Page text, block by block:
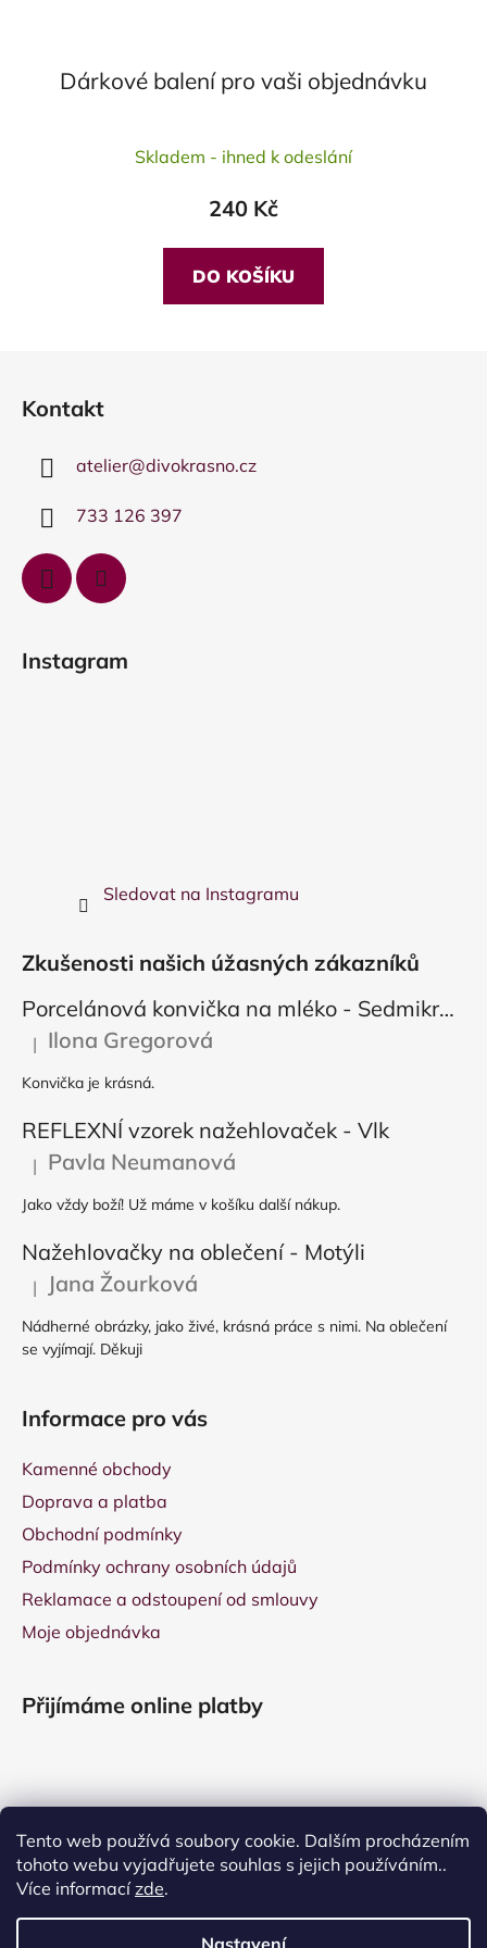
Tento web používá soubory cookie. Dalším procházením
tohoto webu vyjadřujete souhlas s jejich používáním..
Více informacízde.
Nastavení
Dárkové balení pro vaši objednávku
Skladem - ihned k odeslání
240 Kč
DO KOŠÍKU
Kontakt
atelier@divokrasno.cz
733 126 397
Instagram
Sledovat na Instagramu
Zkušenosti našich úžasných zákazníků
Porcelánová konvička na mléko - Sedmikráska
Hodnocení produktu je 5 z 5 hvězdiček.
| Ilona Gregorová
Konvička je krásná.
REFLEXNÍ vzorek nažehlovaček - Vlk
Hodnocení produktu je 5 z 5 hvězdiček.
| Pavla Neumanová
Jako vždy boží! Už máme v košíku další nákup.
Nažehlovačky na oblečení - Motýli
Hodnocení produktu je 5 z 5 hvězdiček.
| Jana Žourková
Nádherné obrázky, jako živé, krásná práce s nimi. Na oblečení
se vyjímají. Děkuji
Informace pro vás
Kamenné obchody
Doprava a platba
Obchodní podmínky
Podmínky ochrany osobních údajů
Reklamace a odstoupení od smlouvy
Moje objednávka
Přijímáme online platby